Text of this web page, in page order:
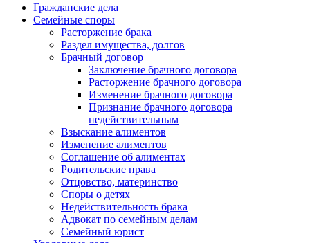
Гражданские дела
Семейные споры
Расторжение брака
Раздел имущества, долгов
Брачный договор
Заключение брачного договора
Расторжение брачного договора
Изменение брачного договора
Признание брачного договора
недействительным
Взыскание алиментов
Изменение алиментов
Соглашение об алиментах
Родительские права
Отцовство, материнство
Споры о детях
Недействительность брака
Адвокат по семейным делам
Семейный юрист